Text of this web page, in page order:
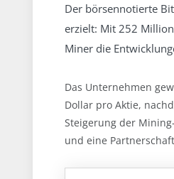
Der börsennotierte
erzielt: Mit 252
Miner die
Das Unternehmen
Dollar pro Aktie,
Steigerung der
und eine